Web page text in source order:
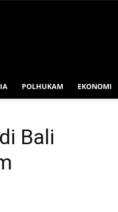
POLHUKAM EKONOMI
Bali